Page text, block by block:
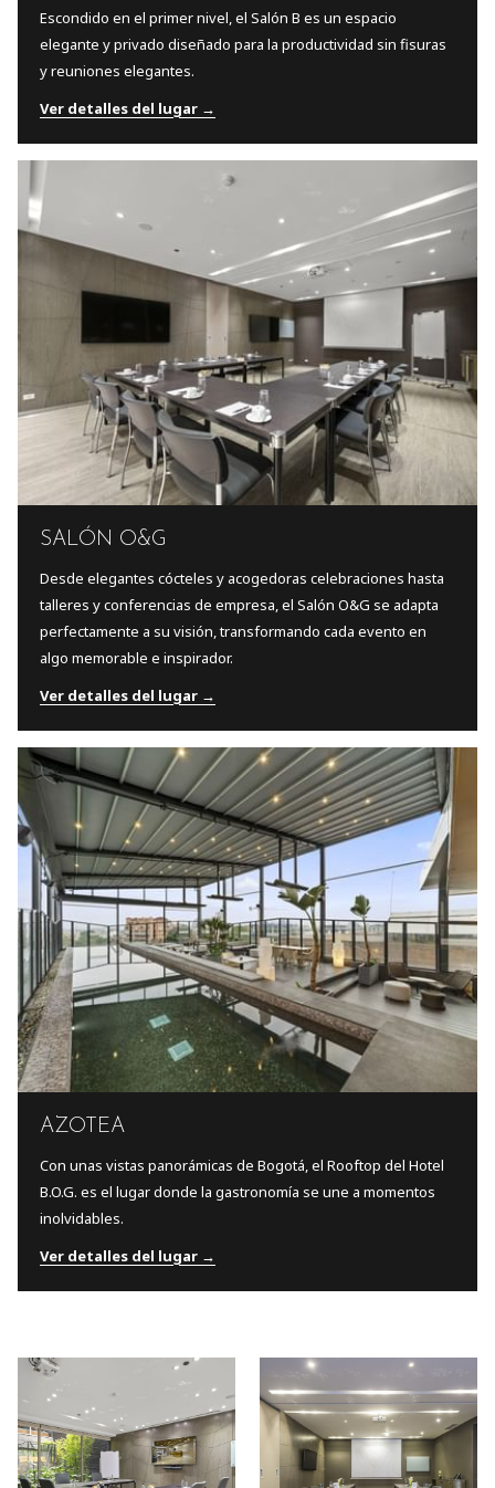
Escondido en el primer nivel, el Salón B es un espacio
elegante y privado diseñado para la productividad sin fisuras
y reuniones elegantes.
Ver detalles del lugar
SALÓN O&G
Desde elegantes cócteles y acogedoras celebraciones hasta
talleres y conferencias de empresa, el Salón O&G se adapta
perfectamente a su visión, transformando cada evento en
algo memorable e inspirador.
Ver detalles del lugar
AZOTEA
Con unas vistas panorámicas de Bogotá, el Rooftop del Hotel
B.O.G. es el lugar donde la gastronomía se une a momentos
inolvidables.
Ver detalles del lugar